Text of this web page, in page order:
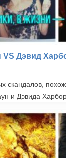
VS Дэвид
скандалов,
и Дэвида